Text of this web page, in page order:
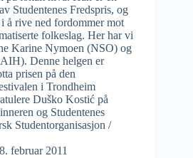
Studentenes Fredspris, og
å rive ned fordommer mot
folkeslag. Her har vi
Karine Nymoen (NSO) og
Denne helgen er
prisen på den
i Trondheim
Duško Kostić på
og Studentenes
Studentorganisasjon /
februar 2011